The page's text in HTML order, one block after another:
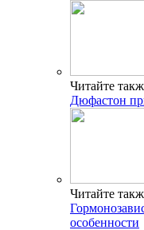
Читайте
Дюфастон
Читайте
особенности